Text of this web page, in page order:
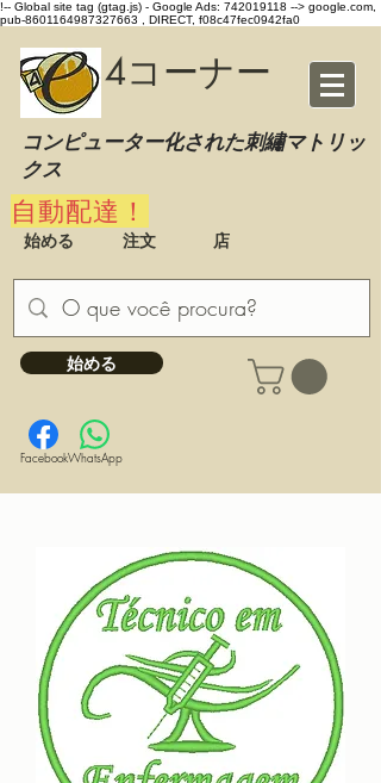
!-- Global site tag (gtag.js) - Google Ads: 742019118 --> google.com,
pub-8601164987327663 , DIRECT, f08c47fec0942fa0
4コーナー
コンピューター化された刺繡マトリッ
クス
自動配達！
始める 注文 店
始める
FacebookWhatsApp